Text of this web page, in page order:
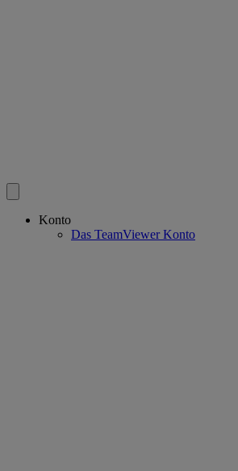
Konto
Das TeamViewer Konto